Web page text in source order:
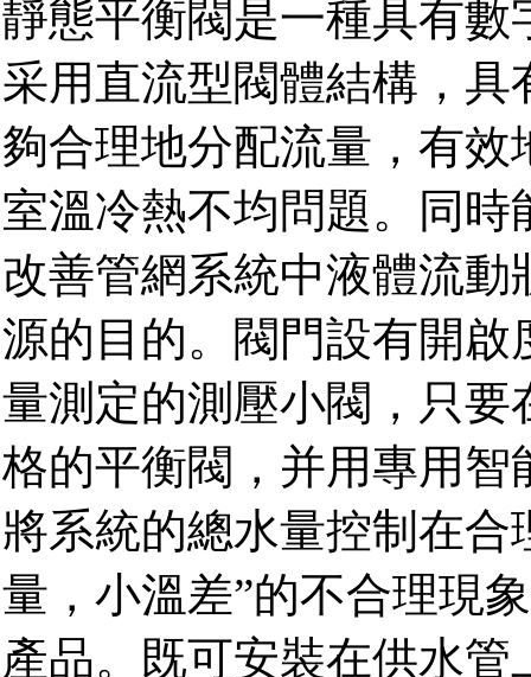
靜態平衡閥是一種具有
采用直流型閥體結構，
夠合理地分配流量，有
室溫冷熱不均問題。同
改善管網系統中液體流
源的目的。閥門設有開
量測定的測壓小閥，只
格的平衡閥，并用專用
將系統的總水量控制在
量，小溫差”的不合理現
產品。既可安裝在供水